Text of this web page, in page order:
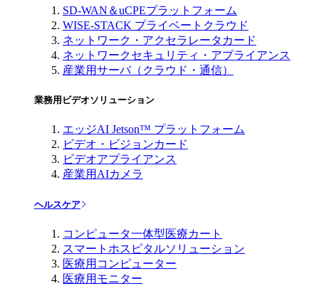
SD-WAN＆uCPEプラットフォーム
WISE-STACK プライベートクラウド
ネットワーク・アクセラレータカード
ネットワークセキュリティ・アプライアンス
産業用サーバ（クラウド・通信）
業務用ビデオソリューション
エッジAI Jetson™ プラットフォーム
ビデオ・ビジョンカード
ビデオアプライアンス
産業用AIカメラ
ヘルスケア
コンピュータ一体型医療カート
スマートホスピタルソリューション
医療用コンピューター
医療用モニター